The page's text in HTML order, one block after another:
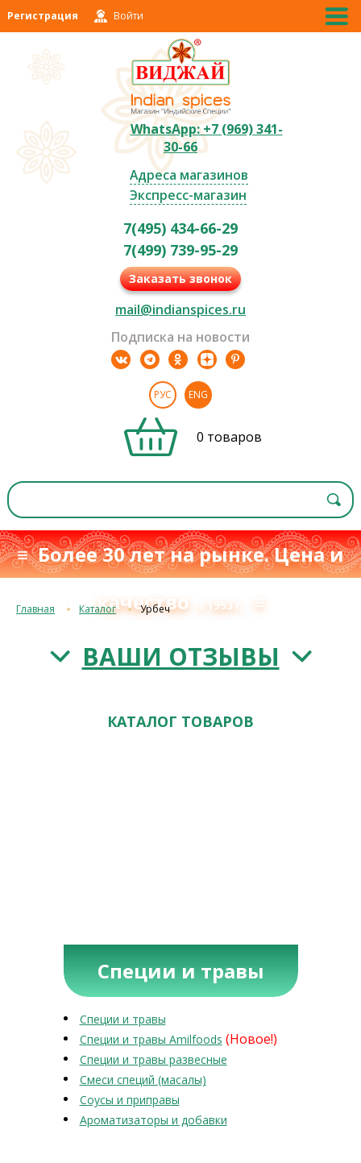
Регистрация Войти
WhatsApp: +7 (969) 341-
30-66
Адреса магазинов
Экспресс-магазин
7(495) 434-66-29
7(499) 739-95-29
Заказать звонок
mail@indianspices.ru
Подписка на новости
РУС ENG
0 товаров
≡ Более 30 лет на рынке. Цена и
качество
с 1993 г. ≡
Главная Каталог Урбеч
ВАШИ ОТЗЫВЫ
КАТАЛОГ ТОВАРОВ
Специи и травы
Специи и травы
Специи и травы Amilfoods (Новое!)
Специи и травы развесные
Смеси специй (масалы)
Соусы и приправы
Ароматизаторы и добавки